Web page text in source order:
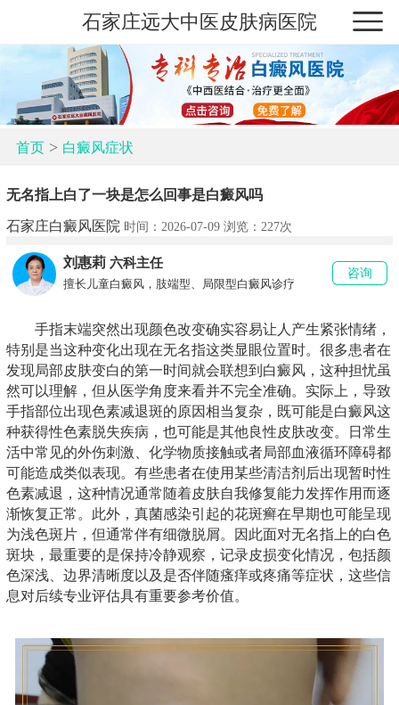
石家庄远大中医皮肤病医院
首页> 白癜风症状
无名指上白了一块是怎么回事是白癜风吗
石家庄白癜风医院 时间：2026-07-09 浏览： 227次
刘惠莉 六科主任
擅长儿童白癜风，肢端型、局限型白癜风诊疗
咨询
手指末端突然出现颜色改变确实容易让人产生紧张情绪，
特别是当这种变化出现在无名指这类显眼位置时。很多患者在
发现局部皮肤变白的第一时间就会联想到白癜风，这种担忧虽
然可以理解，但从医学角度来看并不完全准确。实际上，导致
手指部位出现色素减退斑的原因相当复杂，既可能是白癜风这
种获得性色素脱失疾病，也可能是其他良性皮肤改变。日常生
活中常见的外伤刺激、化学物质接触或者局部血液循环障碍都
可能造成类似表现。有些患者在使用某些清洁剂后出现暂时性
色素减退，这种情况通常随着皮肤自我修复能力发挥作用而逐
渐恢复正常。此外，真菌感染引起的花斑癣在早期也可能呈现
为浅色斑片，但通常伴有细微脱屑。因此面对无名指上的白色
斑块，最重要的是保持冷静观察，记录皮损变化情况，包括颜
色深浅、边界清晰度以及是否伴随瘙痒或疼痛等症状，这些信
息对后续专业评估具有重要参考价值。